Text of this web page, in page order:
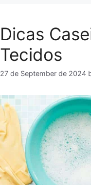
Dicas
Tecidos
27 de September de 2024